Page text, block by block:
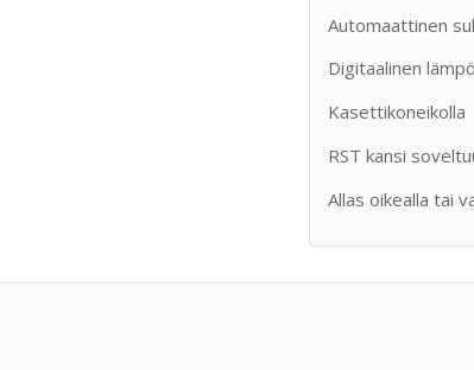
Automaattinen
Digitaalinen
Kasettikoneikolla
RST kansi
Allas oikealla tai